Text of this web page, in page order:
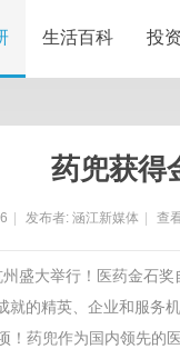
生活百科 投
药兜获得
发布者: 涵江新媒体 查
盛大举行！医药金石
就的精英、企业和服务
！药兜作为国内领先